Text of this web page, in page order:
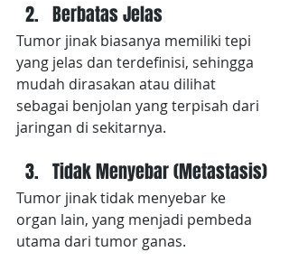
Berbatas Jelas
Tumor jinak biasanya memiliki tepi
yang jelas dan terdefinisi, sehingga
mudah dirasakan atau dilihat
sebagai benjolan yang terpisah dari
jaringan di sekitarnya.
Tidak Menyebar (Metastasis)
Tumor jinak tidak menyebar ke
organ lain, yang menjadi pembeda
utama dari tumor ganas.